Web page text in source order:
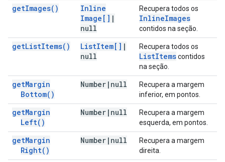
getImages( )
Inline
Image[] |
null
Recupera todos os
InlineImages
contidos na seção.
getListItems( ) ListItem[] |
null
Recupera todos os
ListItemscontidos
na seção.
getMargin
Bottom( )
Number | null
Recupera a margem
inferior, em pontos.
getMargin
Left( )
Number | null
Recupera a margem
esquerda, em pontos.
getMargin
Right( )
Number | null
Recupera a margem
direita.